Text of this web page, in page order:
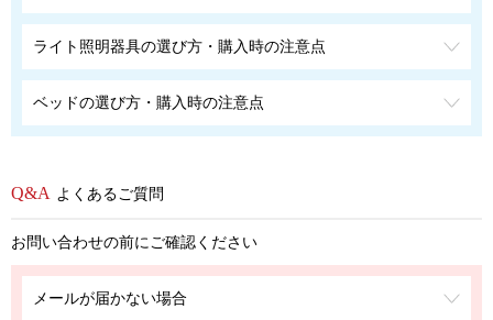
ライト照明器具の選び方・購入時の注意点
ベッドの選び方・購入時の注意点
よくあるご質問
お問い合わせの前にご確認ください
メールが届かない場合